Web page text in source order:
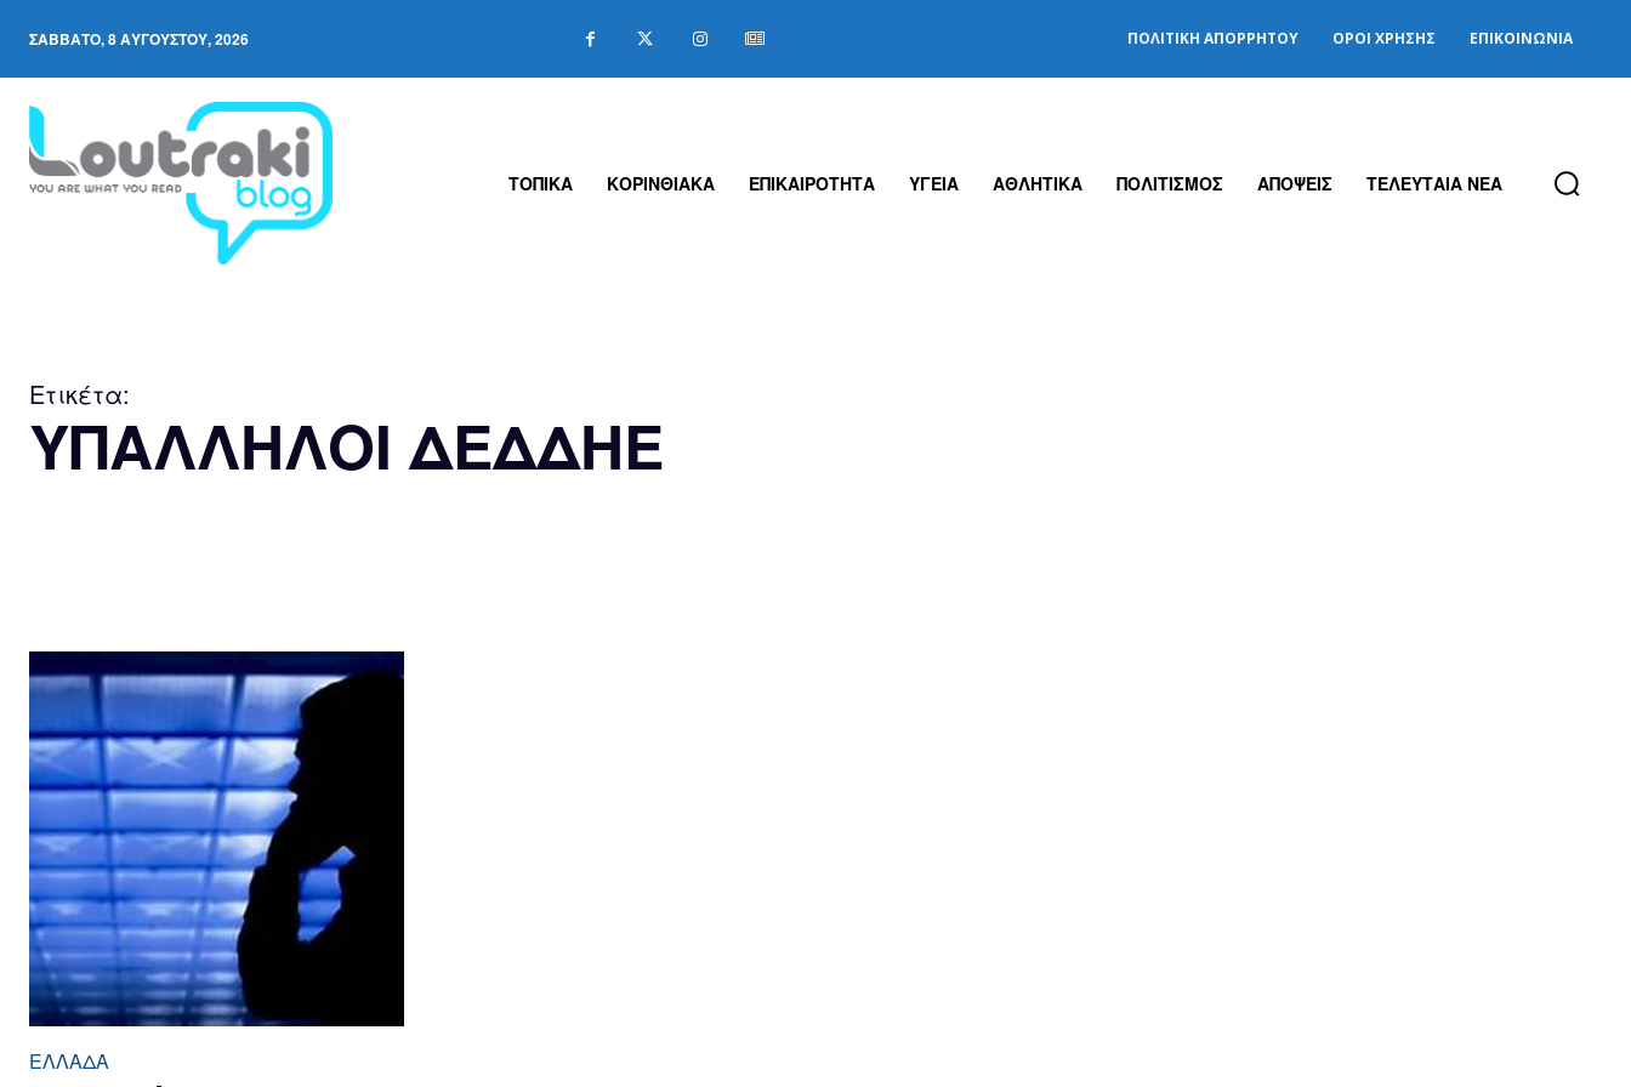
ΣΆΒΒΑΤΟ, 8 ΑΥΓΟΎΣΤΟΥ, 2026 ΠΟΛΙΤΙΚΉ ΑΠΟΡΡΉΤΟΥ ΌΡΟΙ ΧΡΉΣΗΣ ΕΠΙΚΟΙΝΩΝΊΑ
ΤΟΠΙΚΑ ΚΟΡΙΝΘΙΑΚΑ ΕΠΙΚΑΙΡΟΤΗΤΑ ΥΓΕΙΑ ΑΘΛΗΤΙΚΑ ΠΟΛΙΤΙΣΜΟΣ ΑΠΟΨΕΙΣ ΤΕΛΕΥΤΑΙΑ ΝΕΑ
Ετικέτα:
ΥΠΑΛΛΗΛΟΙ ΔΕΔΔΗΕ
ΕΛΛΆΔΑ